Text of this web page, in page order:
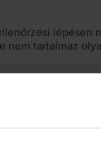
tartalmaz